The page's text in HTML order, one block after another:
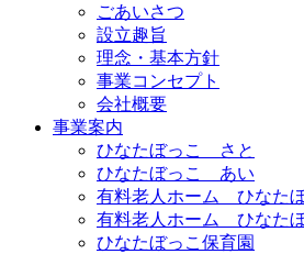
ごあいさつ
設立趣旨
理念・基本方針
事業コンセプト
会社概要
事業案内
ひなたぼっこ さと
ひなたぼっこ あい
有料老人ホーム ひなた
有料老人ホーム ひなた
ひなたぼっこ保育園